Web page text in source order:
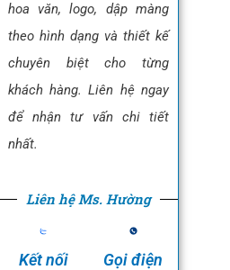
hoa văn, logo, dập màng
theo hình dạng và thiết kế
chuyên biệt cho từng
khách hàng. Liên hệ ngay
để nhận tư vấn chi tiết
nhất.
Liên hệ Ms. Hường
Kết nối
Gọi điện